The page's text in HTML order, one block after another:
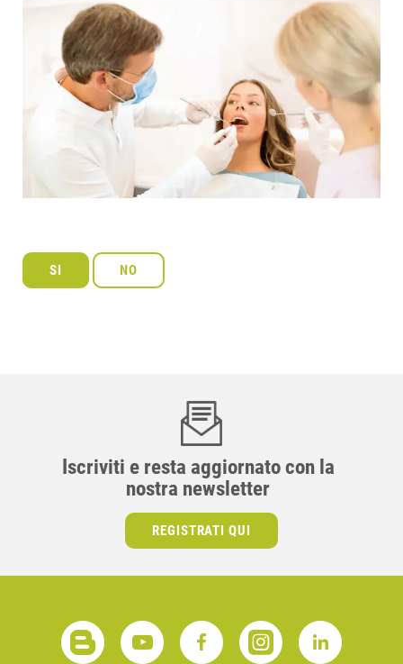
Iscriviti e resta aggiornato con la
nostra newsletter
REGISTRATI QUI